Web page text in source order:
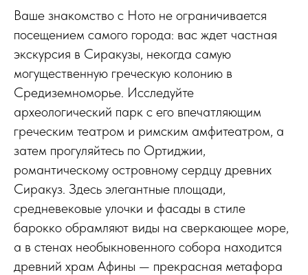
Ваше знакомство с Ното не ограничивается
посещением самого города: вас ждет частная
экскурсия в Сиракузы, некогда самую
могущественную греческую колонию в
Средиземноморье. Исследуйте
археологический парк с его впечатляющим
греческим театром и римским амфитеатром, а
затем прогуляйтесь по Ортиджии,
романтическому островному сердцу древних
Сиракуз. Здесь элегантные площади,
средневековые улочки и фасады в стиле
барокко обрамляют виды на сверкающее море,
а в стенах необыкновенного собора находится
древний храм Афины — прекрасная метафора